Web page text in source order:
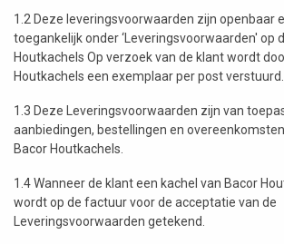
1.2 Deze leveringsvoorwaarden zijn openbaar
toegankelijk onder ‘Leveringsvoorwaarden' op
Houtkachels Op verzoek van de klant wordt
Houtkachels een exemplaar per post verstuurd.
1.3 Deze Leveringsvoorwaarden zijn van
aanbiedingen, bestellingen en
Bacor Houtkachels.
1.4 Wanneer de klant een kachel van Bacor
wordt op de factuur voor de acceptatie van de
Leveringsvoorwaarden getekend.